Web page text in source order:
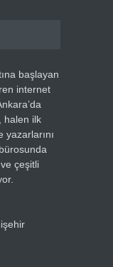
başlayan
internet
halen ilk
yazarlarını
çeşitli